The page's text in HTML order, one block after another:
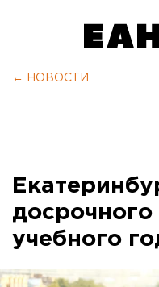
← НОВОСТИ
учебного